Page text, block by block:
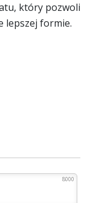
który pozwoli
lepszej formie.
8000